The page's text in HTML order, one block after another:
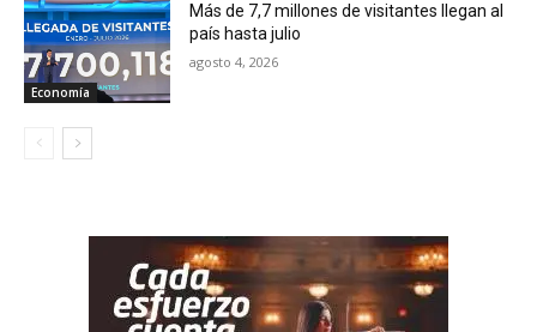
Economía
Más de 7,7 millones de visitantes llegan al
país hasta julio
agosto 4, 2026